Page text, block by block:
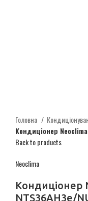
Головна
Кондиціонер
Back to products
Neoclima
Кондиціонер
NTS36AH3e/